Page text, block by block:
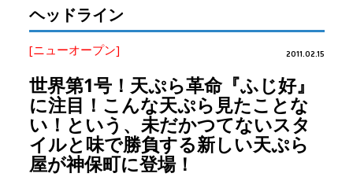
ヘッドライン
[ニューオープン] 2011.02.15
世界第1号！天ぷら革命『ふじ好』
に注目！こんな天ぷら見たことな
い！という、未だかつてないスタ
イルと味で勝負する新しい天ぷら
屋が神保町に登場！